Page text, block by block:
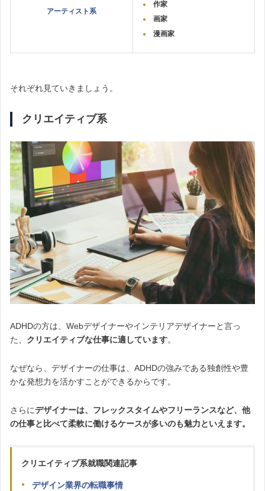
アーティスト系
作家
画家
漫画家
それぞれ見ていきましょう。
クリエイティブ系
ADHDの方は、Webデザイナーやインテリアデザイナーと言っ
た、 クリエイティブな仕事に適しています。
なぜなら、デザイナーの仕事は、ADHDの強みである独創性や豊
かな発想力を活かすことができるからです。
さらにデザイナーは、フレックスタイムやフリーランスなど、他
の仕事と比べて柔軟に働けるケースが多いのも魅力といえます。
クリエイティブ系就職関連記事
デザイン業界の転職事情